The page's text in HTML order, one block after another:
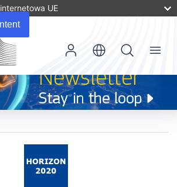
UE
Menu